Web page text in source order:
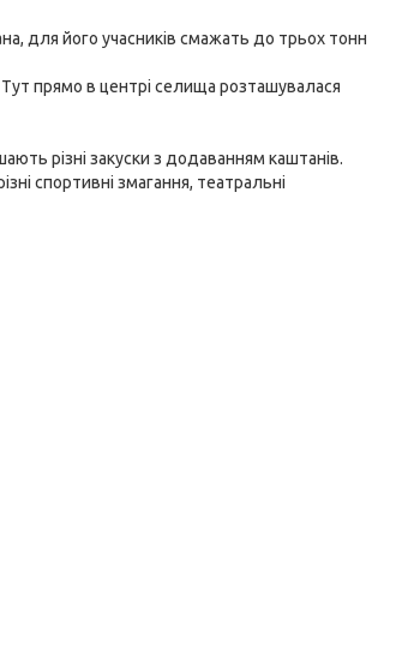
для його учасників смажать до трьох тонн
прямо в центрі селища розташувалася
різні закуски з додаванням каштанів.
спортивні змагання, театральні